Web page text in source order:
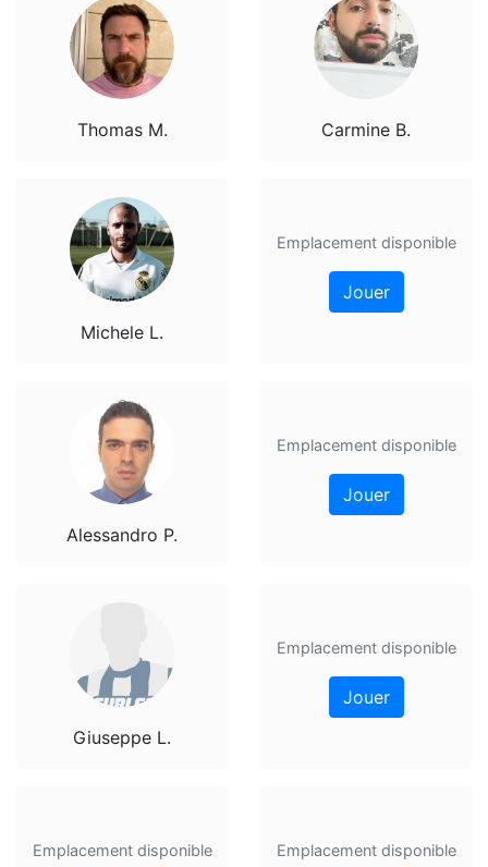
Thomas M.
Michele L.
Alessandro P.
Giuseppe L.
Emplacement disponible
Carmine B.
Emplacement disponible
Jouer
Emplacement disponible
Jouer
Emplacement disponible
Jouer
Emplacement disponible